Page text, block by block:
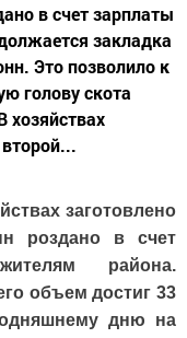
в счет зарплаты
закладка
Это позволило к
голову скота
хозяйствах
заготовлено
роздано в счет
района.
объем достиг 33
дню на